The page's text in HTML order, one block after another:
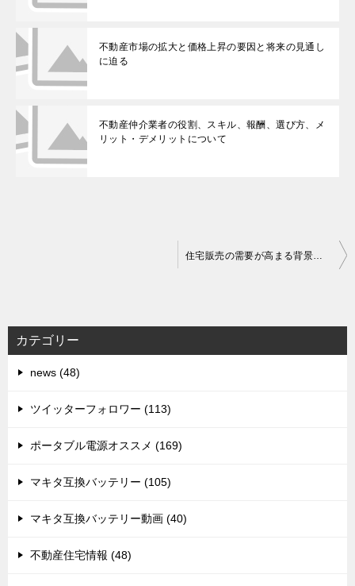
不動産市場の拡大と価格上昇の要因と将来の見通し
に迫る
不動産仲介業者の役割、スキル、報酬、選び方、メ
リット・デメリットについて
ビ
ゲ
ー
シ
住宅販売の需要が高まる背景とマーケティング戦略の変化
カテゴリー
news (48)
ツイッターフォロワー (113)
ポータブル電源オススメ (169)
マキタ互換バッテリー (105)
マキタ互換バッテリー動画 (40)
不動産住宅情報 (48)